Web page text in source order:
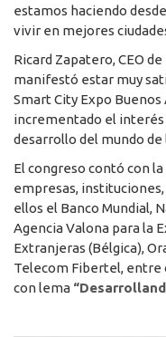
estamos haciendo
vivir en mejores
Ricard Zapatero, CEO
manifestó estar muy
Smart City Expo
incrementado el
desarrollo del mundo de
El congreso contó con
empresas,
ellos el Banco Mundial,
Agencia Valona para la
Extranjeras (Bélgica),
Telecom Fibertel, entre
con lema